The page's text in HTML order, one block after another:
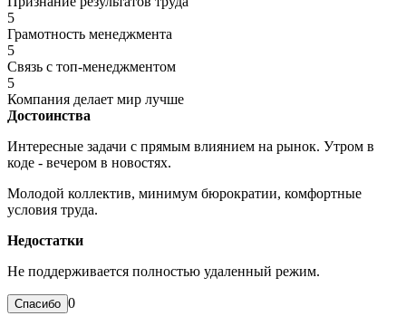
5
Грамотность менеджмента
5
Связь с топ-менеджментом
5
Компания делает мир лучше
Достоинства
Интересные задачи с прямым влиянием на рынок. Утром в
коде - вечером в новостях.
Молодой коллектив, минимум бюрократии, комфортные
условия труда.
Недостатки
Не поддерживается полностью удаленный режим.
0